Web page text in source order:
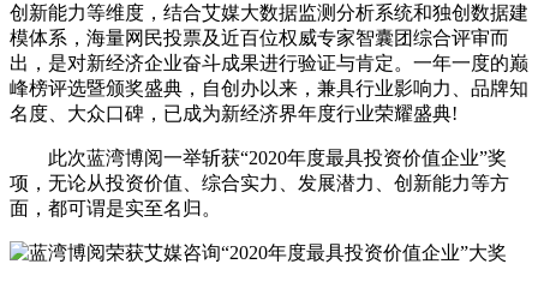
创新能力等维度，结合艾媒大数据监测分析系统和独创数据建
模体系，海量网民投票及近百位权威专家智囊团综合评审而
出，是对新经济企业奋斗成果进行验证与肯定。一年一度的巅
峰榜评选暨颁奖盛典，自创办以来，兼具行业影响力、品牌知
名度、大众口碑，已成为新经济界年度行业荣耀盛典!
此次蓝湾博阅一举斩获“2020年度最具投资价值企业”奖
项，无论从投资价值、综合实力、发展潜力、创新能力等方
面，都可谓是实至名归。